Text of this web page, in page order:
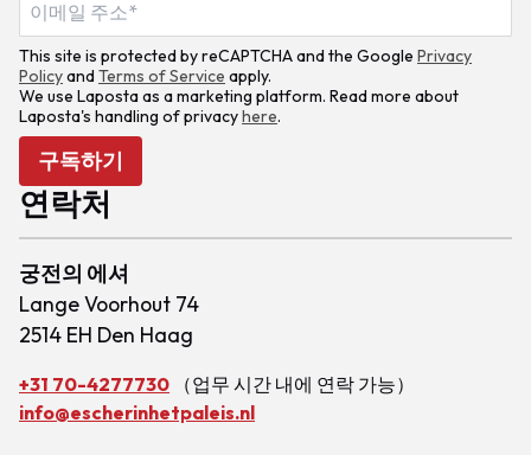
This site is protected by reCAPTCHA and the Google Privacy
PolicyandTerms of Service apply.
We use Laposta as a marketing platform. Read more about
Laposta's handling of privacyhere.
구독하기
연락처
궁전의 에셔
Lange Voorhout 74
2514 EH Den Haag
+31 70-4277730
（업무 시간 내에 연락 가능）
info@escherinhetpaleis.nl